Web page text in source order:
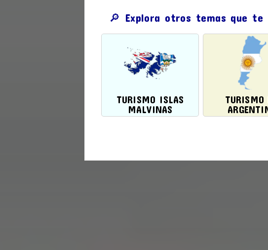
🔎 Explora otros temas que te
TURISMO ISLAS
MALVINAS
TURISMO